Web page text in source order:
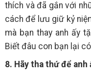
thích và đã gắn với
cách để lưu giữ kỷ
mà bạn thay anh ấy
Biết đâu con bạn lại
8. Hãy tha thứ để anh